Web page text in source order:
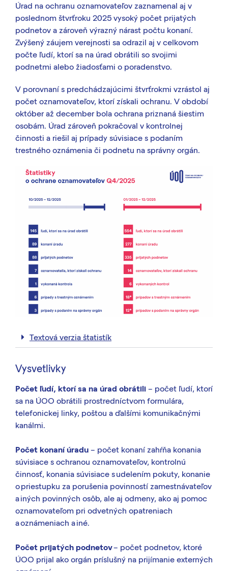
Úrad na ochranu oznamovateľov zaznamenal aj v
poslednom štvrťroku 2025 vysoký počet prijatých
podnetov a zároveň výrazný nárast počtu konaní.
Zvýšený záujem verejnosti sa odrazil aj v celkovom
počte ľudí, ktorí sa na úrad obrátili so svojimi
podnetmi alebo žiadosťami o poradenstvo.
V porovnaní s predchádzajúcimi štvrťrokmi vzrástol aj
počet oznamovateľov, ktorí získali ochranu. V období
október až december bola ochrana priznaná šiestim
osobám. Úrad zároveň pokračoval v kontrolnej
činnosti a riešil aj prípady súvisiace s podaním
trestného oznámenia či podnetu na správny orgán.
Textová verzia štatistík
Vysvetlivky
Počet ľudí, ktorí sa na úrad obrátili – počet ľudí, ktorí
sa na ÚOO obrátili prostredníctvom formulára,
telefonickej linky, poštou a ďalšími komunikačnými
kanálmi.
Počet konaní úradu – počet konaní zahŕňa konania
súvisiace s ochranou oznamovateľov, kontrolnú
činnosť, konania súvisiace sudelením pokuty, konanie
opriestupku za porušenia povinností zamestnávateľov
a iných povinných osôb, ale aj odmeny, ako aj pomoc
oznamovateľom pri odvetných opatreniach
aoznámeniach a iné.
Počet prijatých podnetov– počet podnetov, ktoré
ÚOO prijal ako orgán príslušný na prijímanie externých